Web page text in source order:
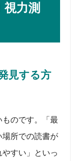
力測
見する方
のです。「最
所での読書が
すい」といっ